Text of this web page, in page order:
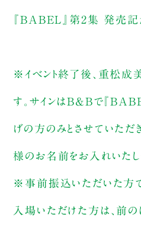
『BABEL』第2集 発売記念
※イベント終了後、重松成
す。サインはB&Bで『
げの方のみとさせていただき
様のお名前をお入れいたし
※事前振込いただいた方
入場いただけた方は、前の